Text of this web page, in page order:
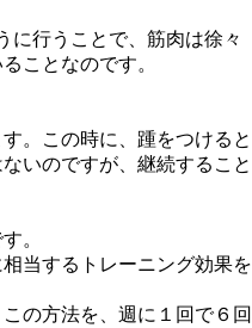
に行うことで、筋肉は徐々
ことなのです。
。この時に、踵をつけると
いのですが、継続すること
。
当するトレーニング効果を
の方法を、週に１回で６回